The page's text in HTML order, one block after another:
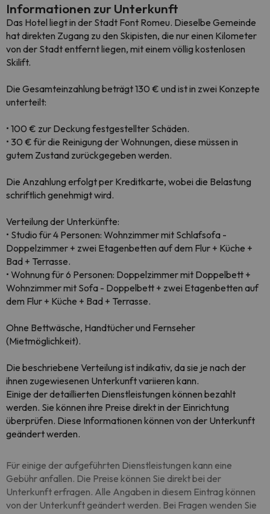
Informationen zur Unterkunft
Das Hotel liegt in der Stadt Font Romeu. Dieselbe Gemeinde
hat direkten Zugang zu den Skipisten, die nur einen Kilometer
von der Stadt entfernt liegen, mit einem völlig kostenlosen
Skilift.
Die Gesamteinzahlung beträgt 130 € und ist in zwei Konzepte
unterteilt:
• 100 € zur Deckung festgestellter Schäden.
• 30 € für die Reinigung der Wohnungen, diese müssen in
gutem Zustand zurückgegeben werden.
Die Anzahlung erfolgt per Kreditkarte, wobei die Belastung
schriftlich genehmigt wird.
Verteilung der Unterkünfte:
• Studio für 4 Personen: Wohnzimmer mit Schlafsofa -
Doppelzimmer + zwei Etagenbetten auf dem Flur + Küche +
Bad + Terrasse.
• Wohnung für 6 Personen: Doppelzimmer mit Doppelbett +
Wohnzimmer mit Sofa - Doppelbett + zwei Etagenbetten auf
dem Flur + Küche + Bad + Terrasse.
Ohne Bettwäsche, Handtücher und Fernseher
(Mietmöglichkeit).
Die beschriebene Verteilung ist indikativ, da sie je nach der
ihnen zugewiesenen Unterkunft variieren kann.
Einige der detaillierten Dienstleistungen können bezahlt
werden. Sie können ihre Preise direkt in der Einrichtung
überprüfen. Diese Informationen können von der Unterkunft
geändert werden.
Für einige der aufgeführten Dienstleistungen kann eine
Gebühr anfallen. Die Preise können Sie direkt bei der
Unterkunft erfragen. Alle Angaben in diesem Eintrag können
von der Unterkunft geändert werden. Bei Fragen wenden Sie